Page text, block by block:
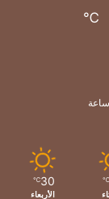
℃
℃
30
℃
الأربعاء